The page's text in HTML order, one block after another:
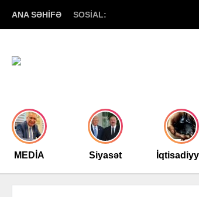
ANA SƏHİFƏ SOSİAL:
MEDİA Siyasət